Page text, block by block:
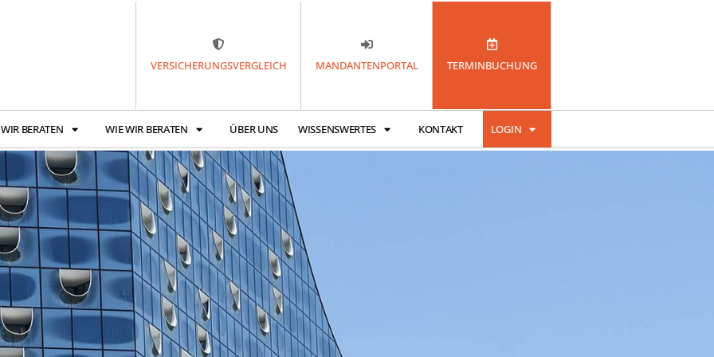
VERSICHERUNGSVERGLEICH MANDANTENPORTAL TERMINBUCHUNG
BERATEN WIE WIR BERATEN ÜBER UNS WISSENSWERTES KONTAKT LOGIN